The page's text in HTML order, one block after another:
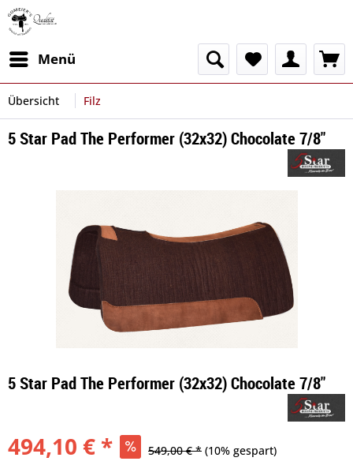
Menü
Übersicht Filz
5 Star Pad The Performer (32x32) Chocolate 7/8"
5 Star Pad The Performer (32x32) Chocolate 7/8"
494,10 € * 549,00 € * (10% gespart)